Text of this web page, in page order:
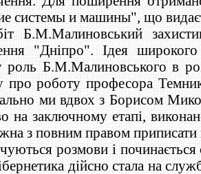
системы и машины", що
"Дніпро". Ідея
Б.М.Малиновського в
роботу професора
ми вдвох з Борисом
на заключному етапі,
з повним правом приписати
розмови і
дійсно стала на